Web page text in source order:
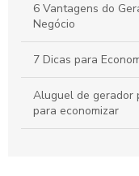
6 Vantagens do
Negócio
7 Dicas para
Aluguel de gerador
para economizar